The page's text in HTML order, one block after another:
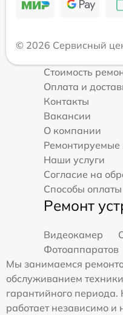
© 2026 Сервисный
Стоимость
Оплата и
Контакты
Вакансии
О компании
Ремонтируемые
Наши услуги
Согласие на
Способы оплаты
Ремонт
Видеокамер
Фотоаппаратов
Мы занимаемся
обслуживанием
гарантийного
работает независимо